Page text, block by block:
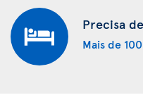
Precisa
Mais de